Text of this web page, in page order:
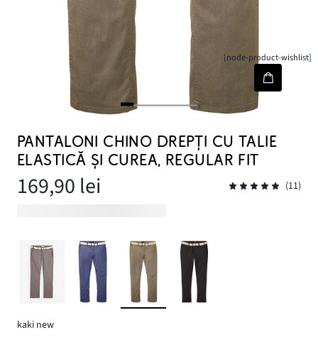
[node-product-wishlist]
PANTALONI CHINO DREPȚI CU TALIE
ELASTICĂ ȘI CUREA, REGULAR FIT
169,90 lei (11)
kaki new